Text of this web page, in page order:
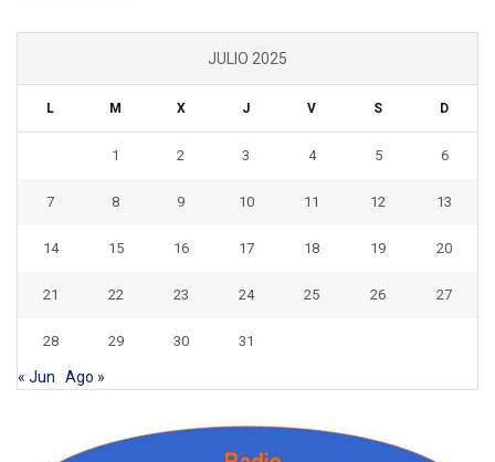
JULIO 2025
L M X J V S D
1 2 3 4 5 6
7 8 9 10 11 12 13
14 15 16 17 18 19 20
21 22 23 24 25 26 27
28 29 30 31
« Jun Ago »